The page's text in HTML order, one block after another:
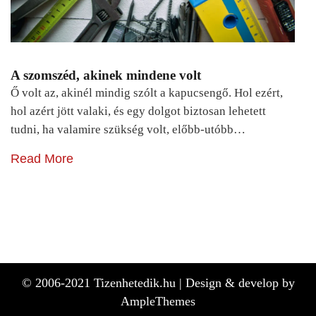
A szomszéd, akinek mindene volt
Ő volt az, akinél mindig szólt a kapucsengő. Hol ezért,
hol azért jött valaki, és egy dolgot biztosan lehetett
tudni, ha valamire szükség volt, előbb-utóbb…
Read More
© 2006-2021 Tizenhetedik.hu | Design & develop by
AmpleThemes